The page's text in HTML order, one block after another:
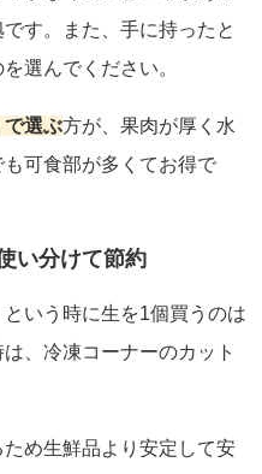
す。また、手に持ったと
選んでください。
で選ぶ方が、果肉が厚く水
可食部が多くてお得で
い分けて節約
という時に生を1個買うのは
、冷凍コーナーのカット
め生鮮品より安定して安